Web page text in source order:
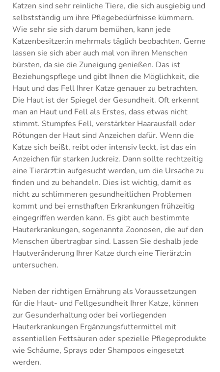
Katzen sind sehr reinliche Tiere, die sich ausgiebig und
selbstständig um ihre Pflegebedürfnisse kümmern.
Wie sehr sie sich darum bemühen, kann jede
Katzenbesitzer:in mehrmals täglich beobachten. Gerne
lassen sie sich aber auch mal von ihren Menschen
bürsten, da sie die Zuneigung genießen. Das ist
Beziehungspflege und gibt Ihnen die Möglichkeit, die
Haut und das Fell Ihrer Katze genauer zu betrachten.
Die Haut ist der Spiegel der Gesundheit. Oft erkennt
man an Haut und Fell als Erstes, dass etwas nicht
stimmt. Stumpfes Fell, verstärkter Haarausfall oder
Rötungen der Haut sind Anzeichen dafür. Wenn die
Katze sich beißt, reibt oder intensiv leckt, ist das ein
Anzeichen für starken Juckreiz. Dann sollte rechtzeitig
eine Tierärzt:in aufgesucht werden, um die Ursache zu
finden und zu behandeln. Dies ist wichtig, damit es
nicht zu schlimmeren gesundheitlichen Problemen
kommt und bei ernsthaften Erkrankungen frühzeitig
eingegriffen werden kann. Es gibt auch bestimmte
Hauterkrankungen, sogenannte Zoonosen, die auf den
Menschen übertragbar sind. Lassen Sie deshalb jede
Hautveränderung Ihrer Katze durch eine Tierärzt:in
untersuchen.
Neben der richtigen Ernährung als Voraussetzungen
für die Haut- und Fellgesundheit Ihrer Katze, können
zur Gesunderhaltung oder bei vorliegenden
Hauterkrankungen Ergänzungsfuttermittel mit
essentiellen Fettsäuren oder spezielle Pflegeprodukte
wie Schäume, Sprays oder Shampoos eingesetzt
werden.